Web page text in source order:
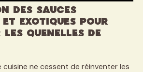
des sauces
exotiques pour
les quenelles de
cuisine ne cessent de réinventer les